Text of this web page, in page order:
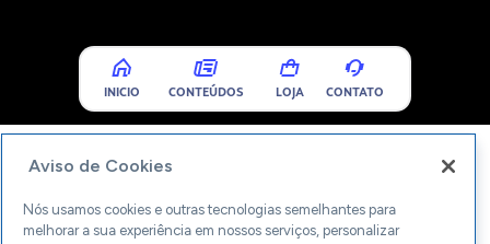
INICIO CONTEÚDOS LOJA CONTATO
Aviso de Cookies
Nós usamos cookies e outras tecnologias semelhantes para
melhorar a sua experiência em nossos serviços, personalizar